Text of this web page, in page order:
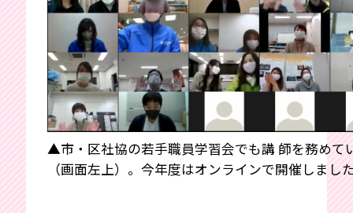
▲市・区社協の若手職員学習会でも講 師を務めて
（画面左上）。今年度はオンラインで開催しまし